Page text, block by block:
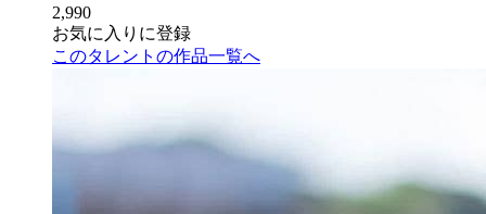
2,990
お気に入りに登録
このタレントの作品一覧へ